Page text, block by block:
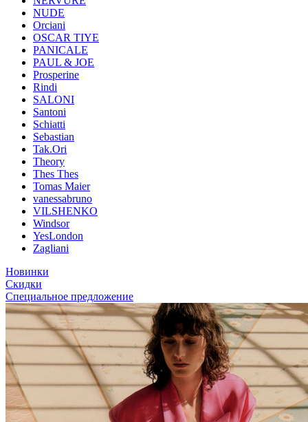
NUDE
Orciani
OSCAR TIYE
PANICALE
PAUL & JOE
Prosperine
Rindi
SALONI
Santoni
Schiatti
Sebastian
Tak.Ori
Theory
Thes Thes
Tomas Maier
vanessabruno
VILSHENKO
Windsor
YesLondon
Zagliani
Новинки
Скидки
Специальное предложение